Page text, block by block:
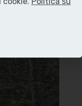
del
[